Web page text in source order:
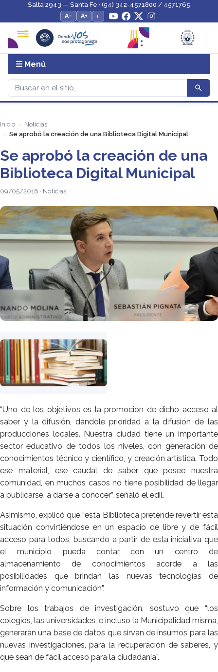
Salta 2943 — Santa Fe · (54) 342-4571800 / 4571765
A−
A+ ◐
☰ Menú
Inicio
Noticias
Se aprobó la creación de una Biblioteca Digital Municipal
Se aprobó la creación de una
Biblioteca Digital Municipal
09/05/2018 · Noticias
“Uno de los objetivos es la promoción de dicho acceso al
saber y la difusión, dándole prioridad a la difusión de las
producciones locales. Nuestra ciudad tiene un importante
sector educativo de todos los niveles, con generación de
conocimientos técnico y científico, y creación artística. Todo
ese material, ese caudal de saber que posee nuestra
comunidad, en muchos casos no tiene posibilidad de llegar
a publicarse, a darse a conocer”, señaló el edil.
Asimismo, explicó que “esta Biblioteca pretende revertir esta
situación convirtiéndose en un espacio de libre y de fácil
acceso para todos, buscando a partir de esta iniciativa que
el municipio pueda contar con un centro de
almacenamiento de conocimientos acorde a las
posibilidades que brindan las nuevas tecnologías de
información y comunicación”.
Sobre los trabajos de investigación, sostuvo que “los
colegios, las universidades, e incluso la Municipalidad misma,
generarán una base de datos que sirvan de insumos para las
nuevas investigaciones, para la recuperación de saberes, y
que sean de fácil acceso para la ciudadanía”.